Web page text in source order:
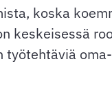
koska
keskeisessä
työtehtäviä